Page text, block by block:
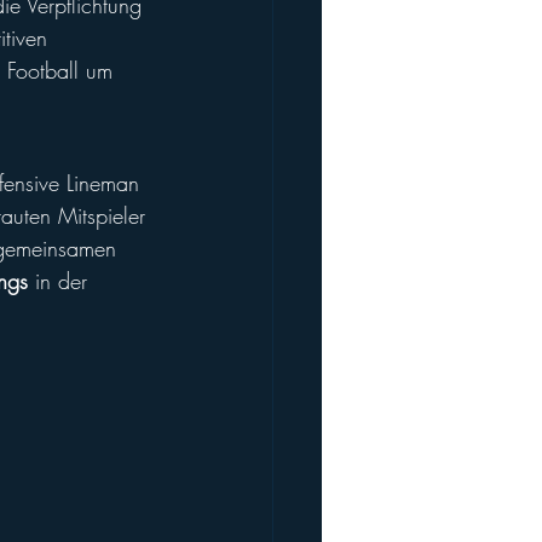
um
Lineman
Mitspieler
in der